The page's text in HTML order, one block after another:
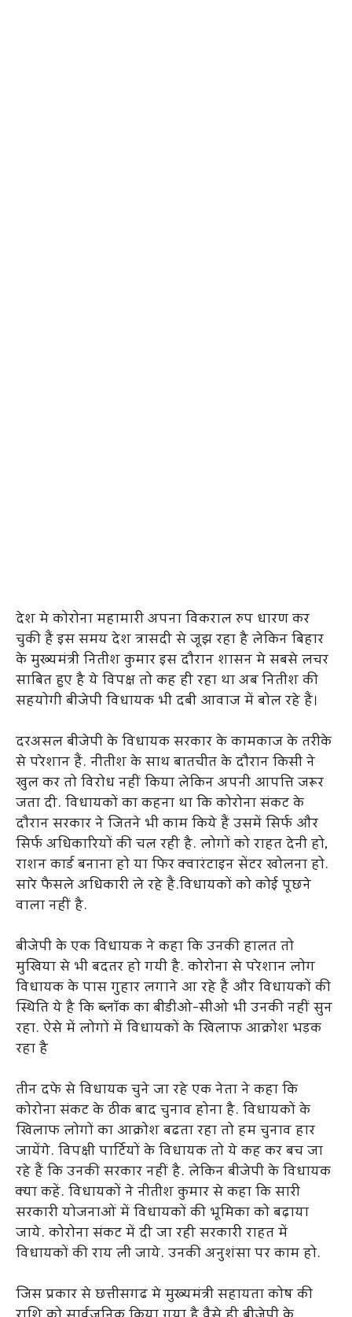
देश मे कोरोना महामारी अपना विकराल रुप धारण कर
चुकी हैं इस समय देश त्रासदी से जूझ रहा है लेकिन बिहार
के मुख्यमंत्री नितीश कुमार इस दौरान शासन मे सबसे लचर
साबित हुए है ये विपक्ष तो कह ही रहा था अब नितीश की
सहयोगी बीजेपी विधायक भी दबी आवाज में बोल रहे हैं।
दरअसल बीजेपी के विधायक सरकार के कामकाज के तरीके
से परेशान हैं. नीतीश के साथ बातचीत के दौरान किसी ने
खुल कर तो विरोध नहीं किया लेकिन अपनी आपत्ति जरूर
जता दी. विधायकों का कहना था कि कोरोना संकट के
दौरान सरकार ने जितने भी काम किये हैं उसमें सिर्फ और
सिर्फ अधिकारियों की चल रही है. लोगों को राहत देनी हो,
राशन कार्ड बनाना हो या फिर क्वारंटाइन सेंटर खोलना हो.
सारे फैसले अधिकारी ले रहे हैं.विधायकों को कोई पूछने
वाला नहीं है.
बीजेपी के एक विधायक ने कहा कि उनकी हालत तो
मुखिया से भी बदतर हो गयी है. कोरोना से परेशान लोग
विधायक के पास गुहार लगाने आ रहे हैं और विधायकों की
स्थिति ये है कि ब्लॉक का बीडीओ-सीओ भी उनकी नहीं सुन
रहा. ऐसे में लोगों में विधायकों के खिलाफ आक्रोश भड़क
रहा है
तीन दफे से विधायक चुने जा रहे एक नेता ने कहा कि
कोरोना संकट के ठीक बाद चुनाव होना है. विधायकों के
खिलाफ लोगों का आक्रोश बढता रहा तो हम चुनाव हार
जायेंगे. विपक्षी पार्टियों के विधायक तो ये कह कर बच जा
रहे हैं कि उनकी सरकार नहीं है. लेकिन बीजेपी के विधायक
क्या कहें. विधायकों ने नीतीश कुमार से कहा कि सारी
सरकारी योजनाओं में विधायकों की भूमिका को बढ़ाया
जाये. कोरोना संकट में दी जा रही सरकारी राहत में
विधायकों की राय ली जाये. उनकी अनुशंसा पर काम हो.
जिस प्रकार से छत्तीसगढ मे मुख्यमंत्री सहायता कोष की